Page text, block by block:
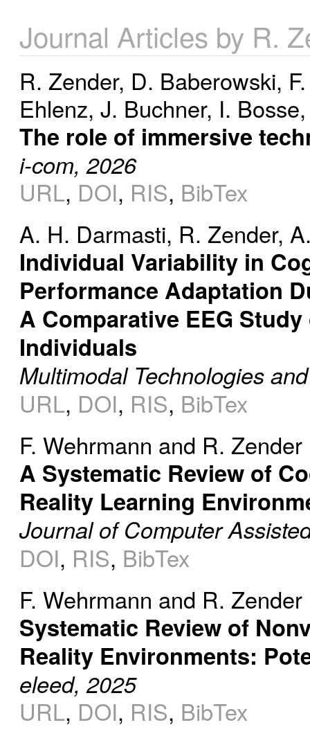
Journal Articles by R.
R. Zender, D. Baberowski,
Ehlenz, J. Buchner, I. Bosse
The role of immersive
i-com, 2026
URL, DOI, RIS, BibTex
A. H. Darmasti, R. Zender,
Individual Variability in
Performance Adaptation
A Comparative EEG
Individuals
Multimodal Technologies
URL, DOI, RIS, BibTex
F. Wehrmann and R. Zender
A Systematic Review of
Reality Learning
Journal of Computer
DOI, RIS, BibTex
F. Wehrmann and R. Zender
Systematic Review of
Reality Environments:
eleed, 2025
URL, DOI, RIS, BibTex